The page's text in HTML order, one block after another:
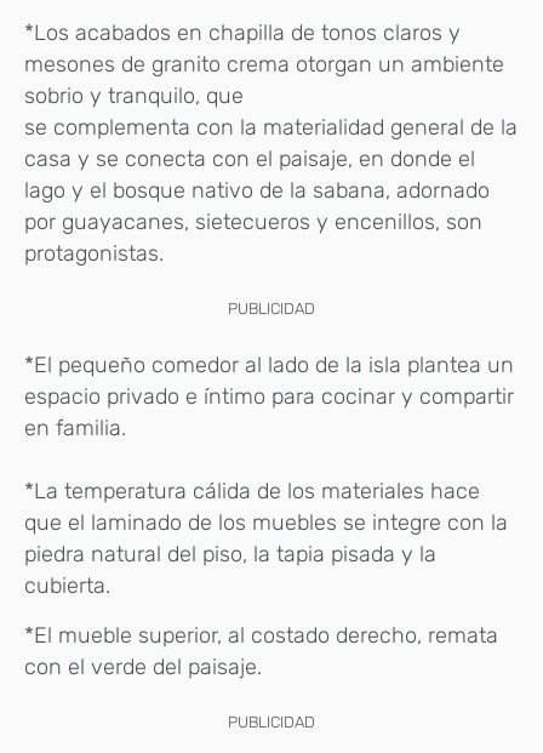
*Los acabados en chapilla de tonos claros y
mesones de granito crema otorgan un ambiente
sobrio y tranquilo, que
se complementa con la materialidad general de la
casa y se conecta con el paisaje, en donde el
lago y el bosque nativo de la sabana, adornado
por guayacanes, sietecueros y encenillos, son
protagonistas.
PUBLICIDAD
*El pequeño comedor al lado de la isla plantea un
espacio privado e íntimo para cocinar y compartir
en familia.
*La temperatura cálida de los materiales hace
que el laminado de los muebles se integre con la
piedra natural del piso, la tapia pisada y la
cubierta.
*El mueble superior, al costado derecho, remata
con el verde del paisaje.
PUBLICIDAD